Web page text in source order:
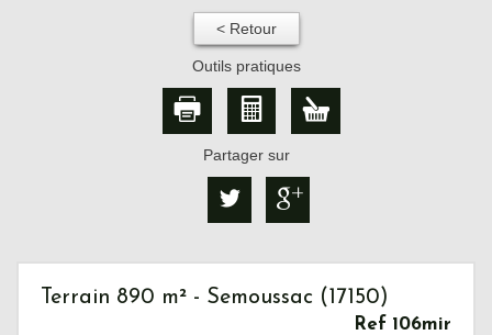
< Retour
Outils pratiques
Partager sur
Terrain 890 m² - Semoussac (17150)
Ref 106mir